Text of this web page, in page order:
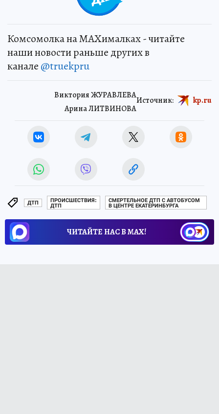
Комсомолка на MAXималках - читайте
наши новости раньше других в
канале @truekpru
Виктория ЖУРАВЛЕВА
Арина ЛИТВИНОВА
Источник: kp.ru
ДТП
ПРОИСШЕСТВИЯ:
ДТП
СМЕРТЕЛЬНОЕ ДТП С АВТОБУСОМ
В ЦЕНТРЕ ЕКАТЕРИНБУРГА
ЧИТАЙТЕ НАС В МАХ!